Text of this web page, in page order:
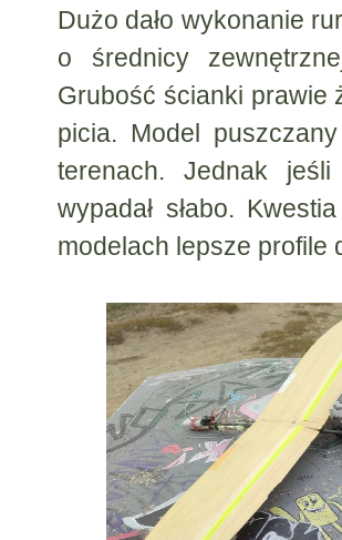
Dużo dało wykonanie
o średnicy
Grubość ścianki prawie
picia. Model
terenach. Jednak
wypadał słabo.
modelach lepsze profile